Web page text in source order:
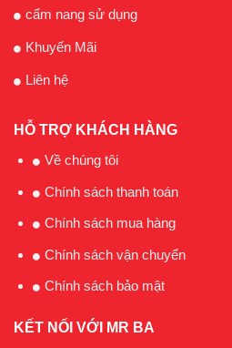
cẩm nang sử dụng
Khuyến Mãi
Liên hệ
HỖ TRỢ KHÁCH HÀNG
Về chúng tôi
Chính sách thanh toán
Chính sách mua hàng
Chính sách vận chuyển
Chính sách bảo mật
KẾT NỐI VỚI MR BA